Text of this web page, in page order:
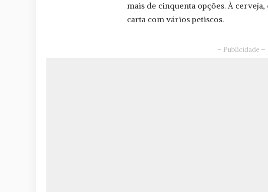
mais de cinquenta opções. À
carta com vários petiscos.
– Publicidade –